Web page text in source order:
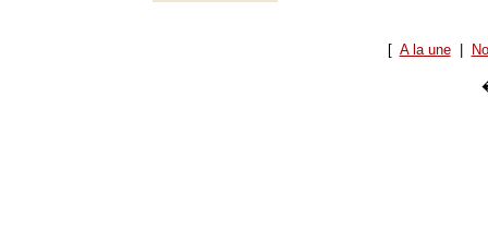
[ A la une|